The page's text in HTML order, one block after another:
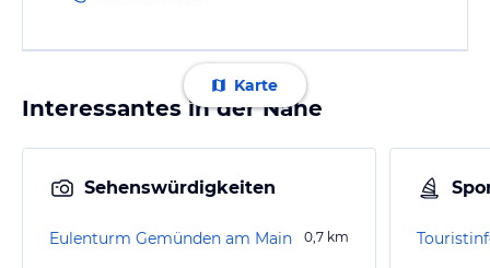
Karte
Interessantes in der Nähe
Sehenswürdigkeiten
Eulenturm Gemünden am Main 0,7 km